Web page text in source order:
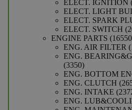
ELECT. IGNITION
ELECT. LIGHT
ELECT. SPARK
ELECT. SWITCH
ENGINE PARTS 16550
ENG. AIR FILTER
ENG.
33503350
producten
ENG. BOTTOM
ENG. CLUTCH
ENG. INTAKE
ENG.